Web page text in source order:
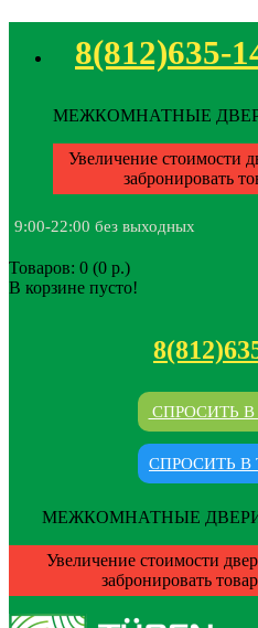
8(812)635-
МЕЖКОМНАТНЫЕ
Увеличение стоимости
забронировать
9:00-22:00 без выходных
Товаров: 0 (0 р.)
В корзине пусто!
СПРОСИТЬ В
СПРОСИТЬ В
МЕЖКОМНАТНЫЕ
Увеличение стоимости
забронировать